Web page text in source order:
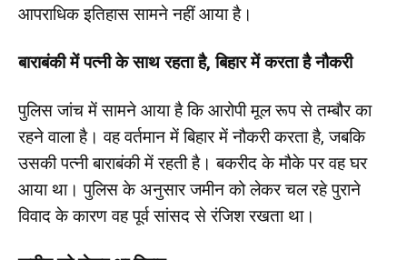
आपराधिक इतिहास सामने नहीं आया है।
बाराबंकी में पत्नी के साथ रहता है, बिहार में करता है नौकरी
पुलिस जांच में सामने आया है कि आरोपी मूल रूप से तम्बौर का
रहने वाला है। वह वर्तमान में बिहार में नौकरी करता है, जबकि
उसकी पत्नी बाराबंकी में रहती है। बकरीद के मौके पर वह घर
आया था। पुलिस के अनुसार जमीन को लेकर चल रहे पुराने
विवाद के कारण वह पूर्व सांसद से रंजिश रखता था।